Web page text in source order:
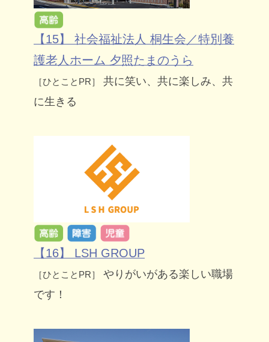
【15】 社会福祉法人 桐生会／特別養
護老人ホーム 夕照たまのうら
［ひとことPR］
共に笑い、共に楽しみ、共
に生きる
【16】 LSH GROUP
［ひとことPR］
やりがいがある楽しい職場
です！